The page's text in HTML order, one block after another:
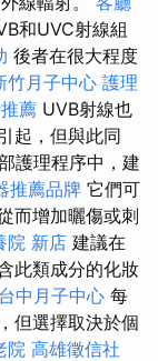
和UVC射線組
後者在很大程度
竹月子中心 護理
薦 UVB射線也
起，但與此同
護理程序中，建
推薦品牌 它們可
而增加曬傷或刺
院 新店 建議在
此類成分的化妝
台中月子中心 每
但選擇取決於個
院 高雄徵信社